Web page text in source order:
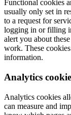
Functional cookies
usually only set in
to a request for
logging in or filling
alert you about
work. These
information.
Analytics
Analytics cookies
can measure and